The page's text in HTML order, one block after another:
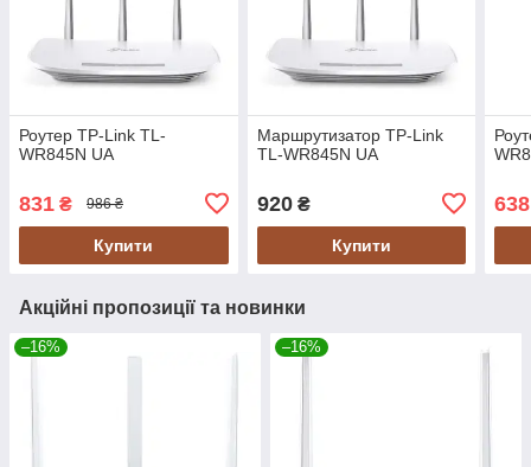
Роутер TP-Link TL-
WR845N UA
831 ₴ 986 ₴
Купити
Маршрутизатор TP-Link
TL-WR845N UA
920₴
Купити
638
Акційні пропозиції та новинки
–16% –16%